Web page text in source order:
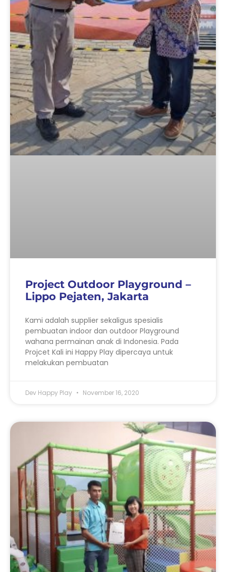
Project Outdoor Playground –
Lippo Pejaten, Jakarta
Kami adalah supplier sekaligus spesialis
pembuatan indoor dan outdoor Playground
wahana permainan anak di Indonesia. Pada
Projcet Kali ini Happy Play dipercaya untuk
melakukan pembuatan
Dev Happy Play November 16, 2020